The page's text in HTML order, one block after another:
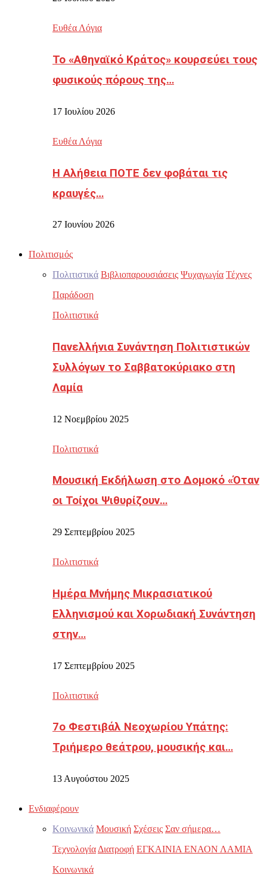
Ευθέα Λόγια
Το «Αθηναϊκό Κράτος» κουρσεύει τους
φυσικούς πόρους της…
17 Ιουλίου 2026
Ευθέα Λόγια
Η Αλήθεια ΠΟΤΕ δεν φοβάται τις
κραυγές…
27 Ιουνίου 2026
Πολιτισμός
Πολιτιστικά Βιβλιοπαρουσιάσεις Ψυχαγωγία Τέχνες
Παράδοση
Πολιτιστικά
Πανελλήνια Συνάντηση Πολιτιστικών
Συλλόγων το Σαββατοκύριακο στη
Λαμία
12 Νοεμβρίου 2025
Πολιτιστικά
Μουσική Εκδήλωση στο Δομοκό «Όταν
οι Τοίχοι Ψιθυρίζουν…
29 Σεπτεμβρίου 2025
Πολιτιστικά
Ημέρα Μνήμης Μικρασιατικού
Ελληνισμού και Χορωδιακή Συνάντηση
στην…
17 Σεπτεμβρίου 2025
Πολιτιστικά
7ο Φεστιβάλ Νεοχωρίου Υπάτης:
Τριήμερο θεάτρου, μουσικής και…
13 Αυγούστου 2025
Ενδιαφέρουν
Κοινωνικά Μουσική Σχέσεις Σαν σήμερα…
Τεχνολογία Διατροφή ΕΓΚΑΙΝΙΑ ΕΝΑΟΝ ΛΑΜΙΑ
Κοινωνικά